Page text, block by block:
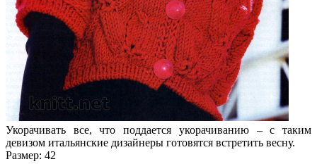
Укорачивать все, что поддается укорачиванию – с таким
девизом итальянские дизайнеры готовятся встретить весну.
Размер: 42